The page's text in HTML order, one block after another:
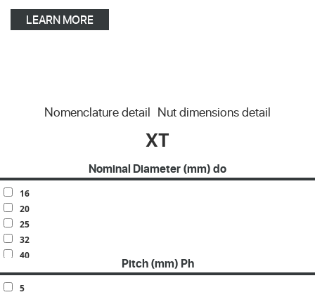
LEARN MORE
Nomenclature detail Nut dimensions detail
XT
Nominal Diameter (mm) do
16
20
25
32
40
50
63
Pitch (mm) Ph
5